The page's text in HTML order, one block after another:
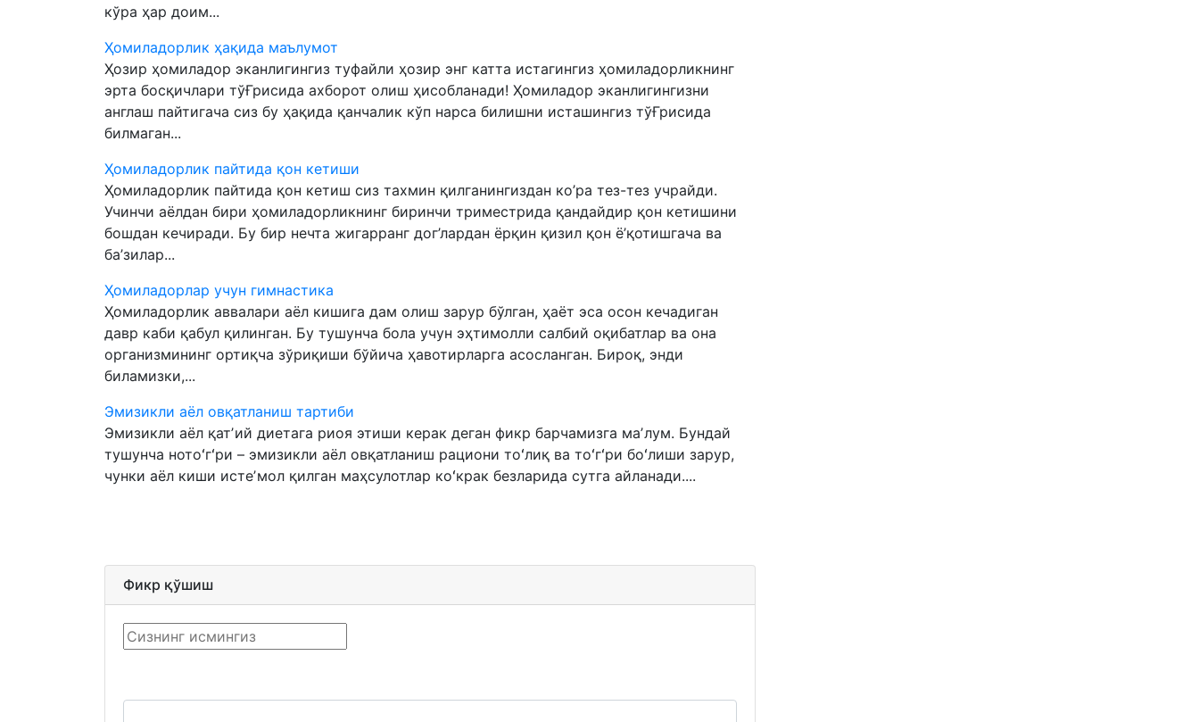
кўра ҳар доим...
Ҳомиладорлик ҳақида маълумот
Ҳозир ҳомиладор эканлигингиз туфайли ҳозир энг катта истагингиз ҳомиладорликнинг
эрта босқичлари тўҒрисида ахборот олиш ҳисобланади! Ҳомиладор эканлигингизни
англаш пайтигача сиз бу ҳақида қанчалик кўп нарса билишни исташингиз тўҒрисида
билмаган...
Ҳомиладорлик пайтида қон кетиши
Ҳомиладорлик пайтида қон кетиш сиз тахмин қилганингиздан ко’ра тез-тез учрайди.
Учинчи аёлдан бири ҳомиладорликнинг биринчи триместрида қандайдир қон кетишини
бошдан кечиради. Бу бир нечта жигарранг дог’лардан ёрқин қизил қон ё’қотишгача ва
ба’зилар...
Ҳомиладорлар учун гимнастика
Ҳомиладорлик аввалари аёл кишига дам олиш зарур бўлган, ҳаёт эса осон кечадиган
давр каби қабул қилинган. Бу тушунча бола учун эҳтимолли салбий оқибатлар ва она
организмининг ортиқча зўриқиши бўйича ҳавотирларга асосланган. Бироқ, энди
биламизки,...
Эмизикли аёл овқатланиш тартиби
Эмизикли аёл қатʼий диетага риоя этиши керак деган фикр барчамизга маʼлум. Бундай
тушунча нотоʻгʻри – эмизикли аёл овқатланиш рациони тоʻлиқ ва тоʻгʻри боʻлиши зарур,
чунки аёл киши истеʼмол қилган маҳсулотлар коʻкрак безларида сутга айланади....
Фикр қўшиш